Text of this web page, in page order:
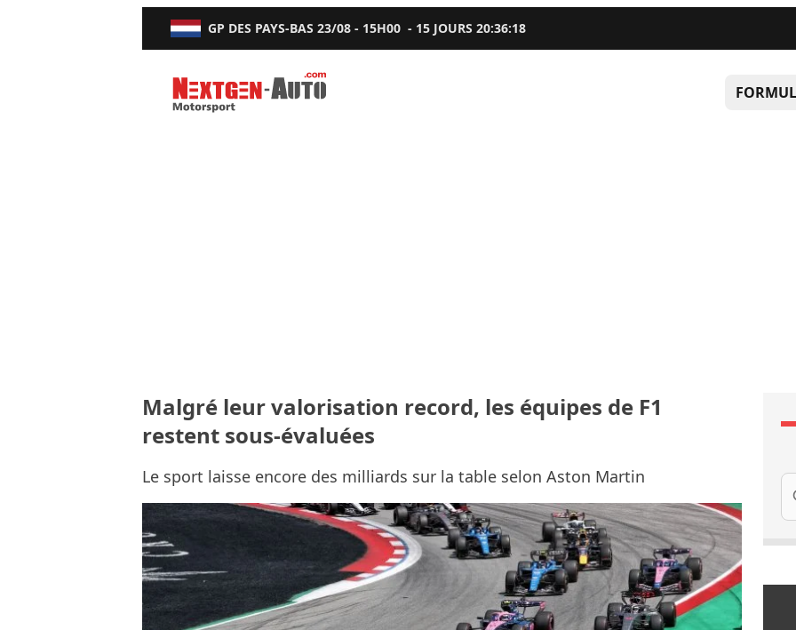
GP DES PAYS-BAS 23/08 - 15H00 - 15 JOURS20:36:17
Nextgen-Auto.com
Malgré leur valorisation record, les équipes de F1
restent sous-évaluées
Le sport laisse encore des milliards sur la table selon Aston Martin